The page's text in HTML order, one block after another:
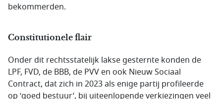
bekommerden.
Constitutionele flair
Onder dit rechtsstatelijk lakse gesternte konden de
LPF, FVD, de BBB, de PVV en ook Nieuw Sociaal
Contract, dat zich in 2023 als enige partij profileerde
op ‘goed bestuur’, bij uiteenlopende verkiezingen veel